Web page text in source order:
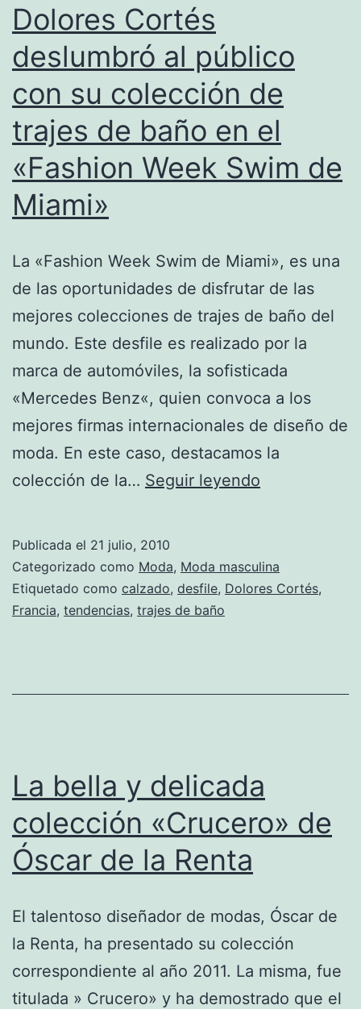
Dolores Cortés
deslumbró al público
con su colección de
trajes de baño en el
«Fashion Week Swim de
Miami»
La «Fashion Week Swim de Miami», es una
de las oportunidades de disfrutar de las
mejores colecciones de trajes de baño del
mundo. Este desfile es realizado por la
marca de automóviles, la sofisticada
«Mercedes Benz«, quien convoca a los
mejores firmas internacionales de diseño de
moda. En este caso, destacamos la
colección de la… Seguir leyendo
al
público
de
baño
el
Swim
de
Miami»
Publicada el 21 julio, 2010
Categorizado como Moda, Moda masculina
Etiquetado como calzado, desfile, Dolores Cortés,
Francia, tendencias, trajes de baño
La bella y delicada
colección «Crucero» de
Óscar de la Renta
El talentoso diseñador de modas, Óscar de
la Renta, ha presentado su colección
correspondiente al año 2011. La misma, fue
titulada » Crucero» y ha demostrado que el